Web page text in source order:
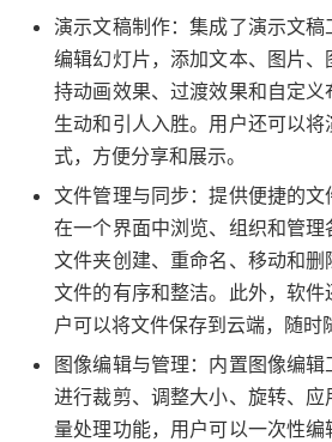
演示文稿制作：集成了演示文
编辑幻灯片，添加文本、图片
持动画效果、过渡效果和自定
生动和引人入胜。用户还可以
式，方便分享和展示。
文件管理与同步：提供便捷的
在一个界面中浏览、组织和管
文件夹创建、重命名、移动和
文件的有序和整洁。此外，软
户可以将文件保存到云端，随时
图像编辑与管理：内置图像编
进行裁剪、调整大小、旋转、
量处理功能，用户可以一次性